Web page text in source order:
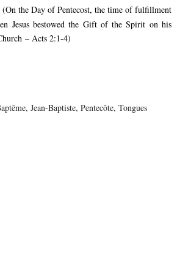
(On the Day of Pentecost, the time of fulfillment
Jesus bestowed the Gift of the Spirit on his
– Acts 2:1-4)
Jean-Baptiste Pentecôte Tongues